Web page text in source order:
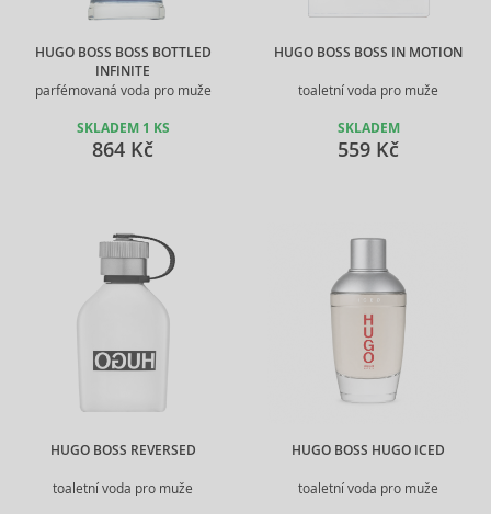
HUGO BOSS BOSS BOTTLED
INFINITE
parfémovaná voda pro muže
SKLADEM 1 KS
864 Kč
HUGO BOSS BOSS IN MOTION
toaletní voda pro muže
SKLADEM
559 Kč
HUGO BOSS REVERSED
toaletní voda pro muže
HUGO BOSS HUGO ICED
toaletní voda pro muže